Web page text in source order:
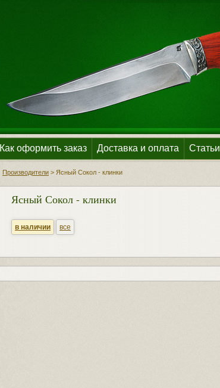
Как оформить заказ Доставка и оплата Статьи
Производители > Ясный Сокол - клинки
Ясный Сокол - клинки
в наличии все